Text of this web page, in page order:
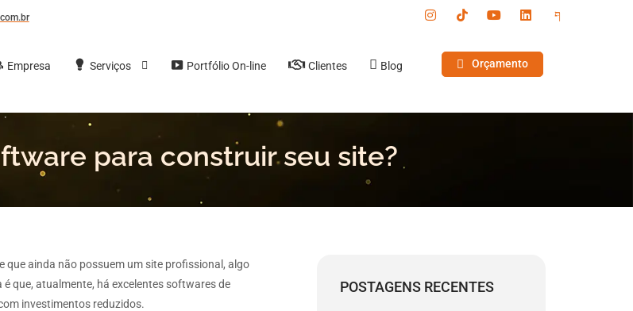
Empresa Serviços Portfólio On-line Clientes Blog Orçamento
para construir seu site?
que ainda não possuem um site profissional, algo
que, atualmente, há excelentes softwares de
investimentos reduzidos.
POSTAGENS RECENTES